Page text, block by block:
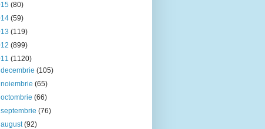
(80)
(59)
(119)
(899)
(1120)
decembrie(105)
noiembrie(65)
octombrie(66)
septembrie(76)
august(92)